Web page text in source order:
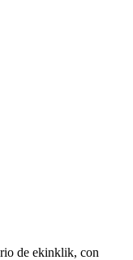
de ekinklik, con